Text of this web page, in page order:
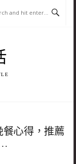
心得，推薦